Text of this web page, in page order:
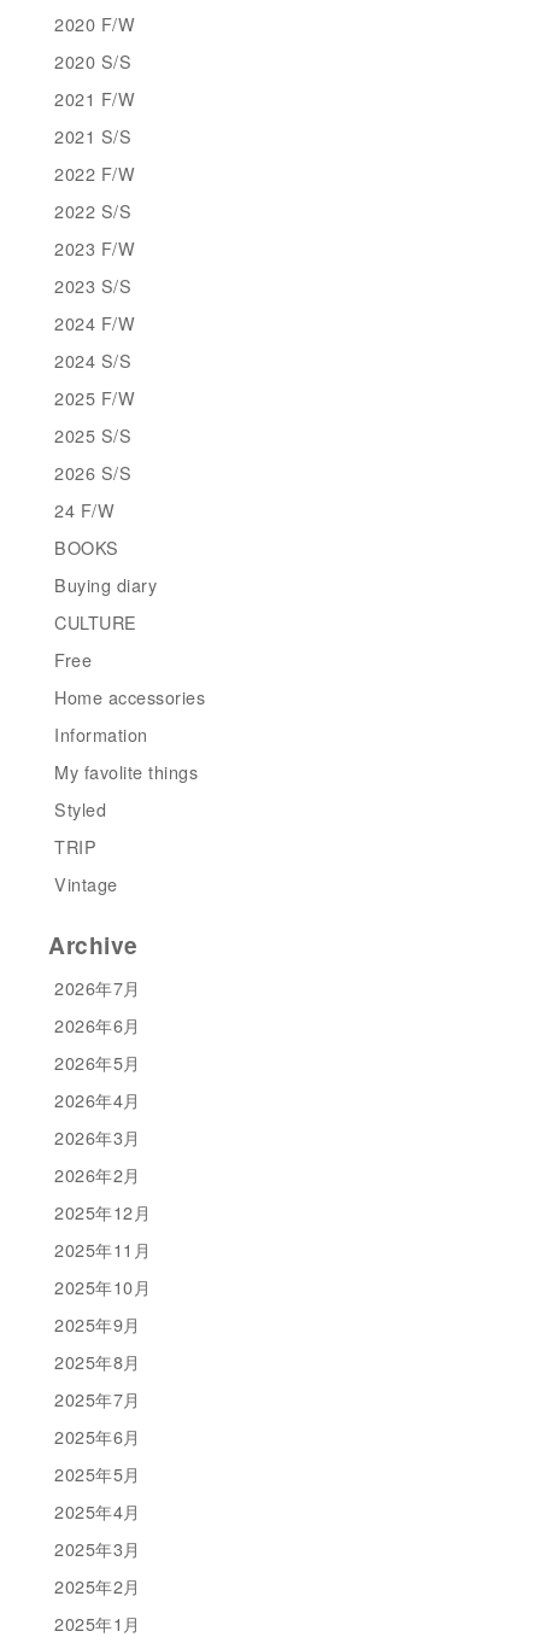
2020 F/W
2020 S/S
2021 F/W
2021 S/S
2022 F/W
2022 S/S
2023 F/W
2023 S/S
2024 F/W
2024 S/S
2025 F/W
2025 S/S
2026 S/S
24 F/W
BOOKS
Buying diary
CULTURE
Free
Home accessories
Information
My favolite things
Styled
TRIP
Vintage
Archive
2026年7月
2026年6月
2026年5月
2026年4月
2026年3月
2026年2月
2025年12月
2025年11月
2025年10月
2025年9月
2025年8月
2025年7月
2025年6月
2025年5月
2025年4月
2025年3月
2025年2月
2025年1月